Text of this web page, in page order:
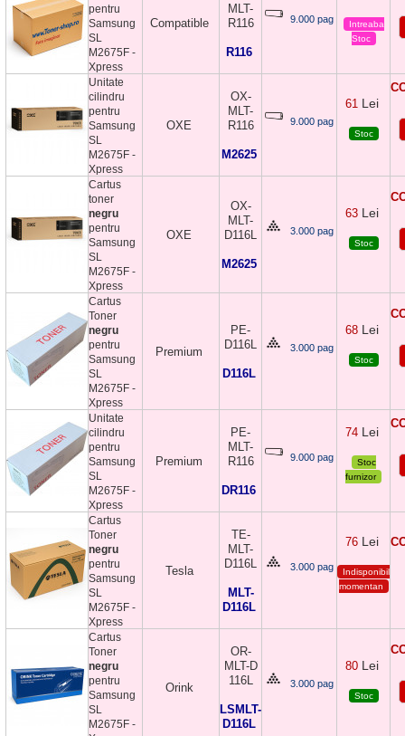
pentru
Samsung
SL
M2675F -
Xpress
Compatible
MLT-
R116
R116
9.000 pag
Intreaba
Stoc
Unitate
cilindru
pentru
Samsung
SL
M2675F -
Xpress
OXE
OX-
MLT-
R116
M2625
9.000 pag
61 Lei
Stoc
Cartus
toner
negru
pentru
Samsung
SL
M2675F -
Xpress
OXE
OX-
MLT-
D116L
M2625
3.000 pag
63 Lei
Stoc
Cartus
Toner
negru
pentru
Samsung
SL
M2675F -
Xpress
Premium
PE-
D116L
D116L
3.000 pag
68 Lei
Stoc
Unitate
cilindru
pentru
Samsung
SL
M2675F -
Xpress
Premium
PE-
MLT-
R116
DR116
9.000 pag
74 Lei
Stoc
furnizor
Cartus
Toner
negru
pentru
Samsung
SL
M2675F -
Xpress
Tesla
TE-
MLT-
D116L
MLT-
D116L
3.000 pag
76 Lei
Indisponibil
momentan
Cartus
Toner
negru
pentru
Samsung
SL
M2675F -
Orink
OR-
MLT-D
116L
LSMLT-
D116L
3.000 pag
80 Lei
Stoc